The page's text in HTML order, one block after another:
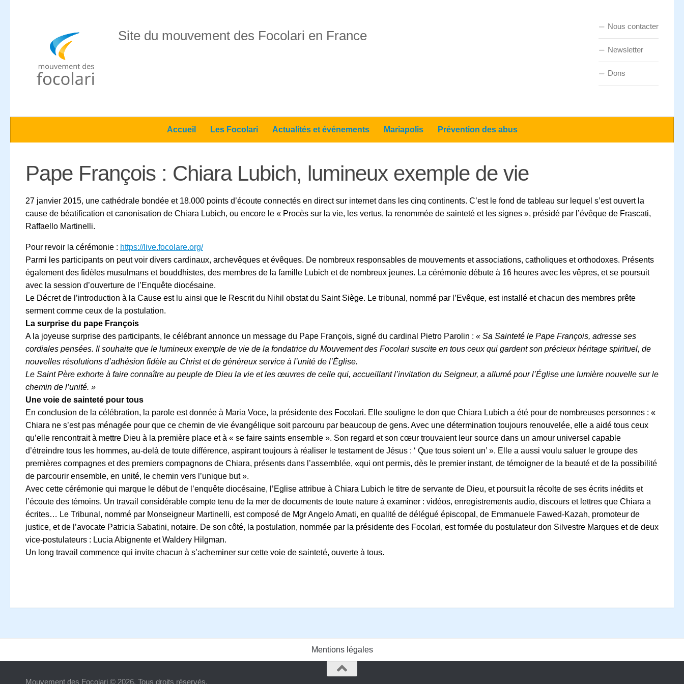
Site du mouvement des Focolari en France
Nous contacter
Newsletter
Dons
Accueil Les Focolari Actualités et événements Mariapolis Prévention des abus
Pape François : Chiara Lubich, lumineux exemple de vie
27 janvier 2015, une cathédrale bondée et 18.000 points d’écoute connectés en direct sur internet dans les cinq continents. C’est le fond de tableau sur lequel s’est ouvert la
cause de béatification et canonisation de Chiara Lubich, ou encore le « Procès sur la vie, les vertus, la renommée de sainteté et les signes », présidé par l’évêque de Frascati,
Raffaello Martinelli.
Pour revoir la cérémonie : https://live.focolare.org/
Parmi les participants on peut voir divers cardinaux, archevêques et évêques. De nombreux responsables de mouvements et associations, catholiques et orthodoxes. Présents
également des fidèles musulmans et bouddhistes, des membres de la famille Lubich et de nombreux jeunes. La cérémonie débute à 16 heures avec les vêpres, et se poursuit
avec la session d’ouverture de l’Enquête diocésaine.
Le Décret de l’introduction à la Cause est lu ainsi que le Rescrit du Nihil obstat du Saint Siège. Le tribunal, nommé par l’Evêque, est installé et chacun des membres prête
serment comme ceux de la postulation.
La surprise du pape François
A la joyeuse surprise des participants, le célébrant annonce un message du Pape François, signé du cardinal Pietro Parolin : « Sa Sainteté le Pape François, adresse ses
cordiales pensées. Il souhaite que le lumineux exemple de vie de la fondatrice du Mouvement des Focolari suscite en tous ceux qui gardent son précieux héritage spirituel, de
nouvelles résolutions d’adhésion fidèle au Christ et de généreux service à l’unité de l’Église.
Le Saint Père exhorte à faire connaître au peuple de Dieu la vie et les œuvres de celle qui, accueillant l’invitation du Seigneur, a allumé pour l’Église une lumière nouvelle sur le
chemin de l’unité. »
Une voie de sainteté pour tous
En conclusion de la célébration, la parole est donnée à Maria Voce, la présidente des Focolari. Elle souligne le don que Chiara Lubich a été pour de nombreuses personnes : «
Chiara ne s’est pas ménagée pour que ce chemin de vie évangélique soit parcouru par beaucoup de gens. Avec une détermination toujours renouvelée, elle a aidé tous ceux
qu’elle rencontrait à mettre Dieu à la première place et à « se faire saints ensemble ». Son regard et son cœur trouvaient leur source dans un amour universel capable
d’étreindre tous les hommes, au‐delà de toute différence, aspirant toujours à réaliser le testament de Jésus : ‘ Que tous soient un’ ». Elle a aussi voulu saluer le groupe des
premières compagnes et des premiers compagnons de Chiara, présents dans l’assemblée, «qui ont permis, dès le premier instant, de témoigner de la beauté et de la possibilité
de parcourir ensemble, en unité, le chemin vers l’unique but ».
Avec cette cérémonie qui marque le début de l’enquête diocésaine, l’Eglise attribue à Chiara Lubich le titre de servante de Dieu, et poursuit la récolte de ses écrits inédits et
l’écoute des témoins. Un travail considérable compte tenu de la mer de documents de toute nature à examiner : vidéos, enregistrements audio, discours et lettres que Chiara a
écrites… Le Tribunal, nommé par Monseigneur Martinelli, est composé de Mgr Angelo Amati, en qualité de délégué épiscopal, de Emmanuele Fawed‐Kazah, promoteur de
justice, et de l’avocate Patricia Sabatini, notaire. De son côté, la postulation, nommée par la présidente des Focolari, est formée du postulateur don Silvestre Marques et de deux
vice‐postulateurs : Lucia Abignente et Waldery Hilgman.
Un long travail commence qui invite chacun à s’acheminer sur cette voie de sainteté, ouverte à tous.
Mentions légales
Mouvement des Focolari © 2026. Tous droits réservés.